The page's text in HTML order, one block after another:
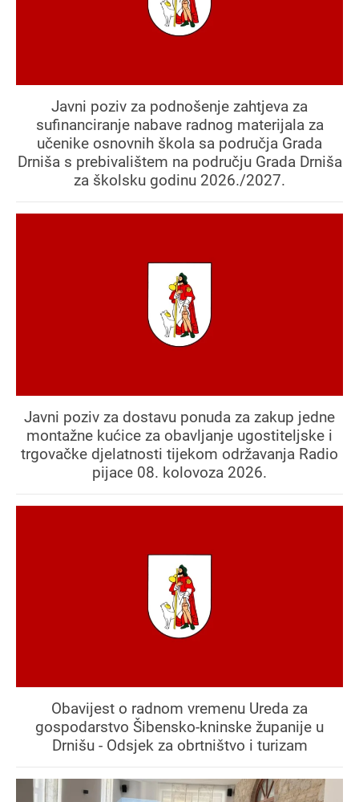
Javni poziv za podnošenje zahtjeva za
sufinanciranje nabave radnog materijala za
učenike osnovnih škola sa područja Grada
Drniša s prebivalištem na području Grada Drniša
za školsku godinu 2026./2027.
Javni poziv za dostavu ponuda za zakup jedne
montažne kućice za obavljanje ugostiteljske i
trgovačke djelatnosti tijekom održavanja Radio
pijace 08. kolovoza 2026.
Obavijest o radnom vremenu Ureda za
gospodarstvo Šibensko-kninske županije u
Drnišu - Odsjek za obrtništvo i turizam